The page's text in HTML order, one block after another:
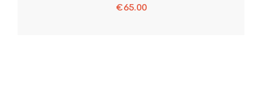
€65.00